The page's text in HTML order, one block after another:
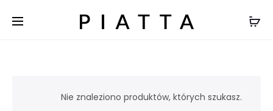
Nie znaleziono produktów, których szukasz.